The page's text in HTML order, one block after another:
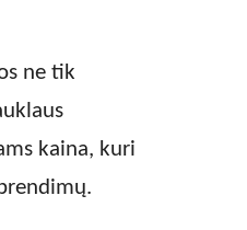
ne tik
kaina, kuri